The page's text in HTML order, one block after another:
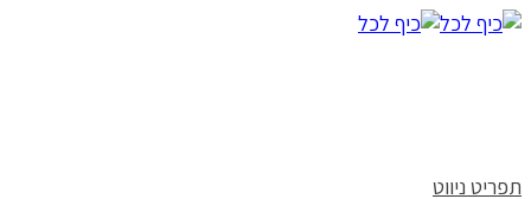
תפריט ניווט